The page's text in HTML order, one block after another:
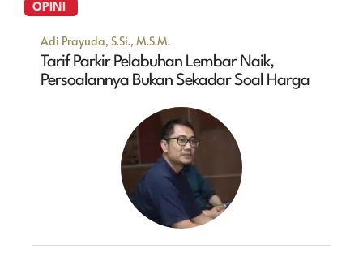
OPINI
Adi Prayuda, S.Si., M.S.M.
Tarif Parkir Pelabuhan Lembar Naik,
Persoalannya Bukan Sekadar Soal Harga